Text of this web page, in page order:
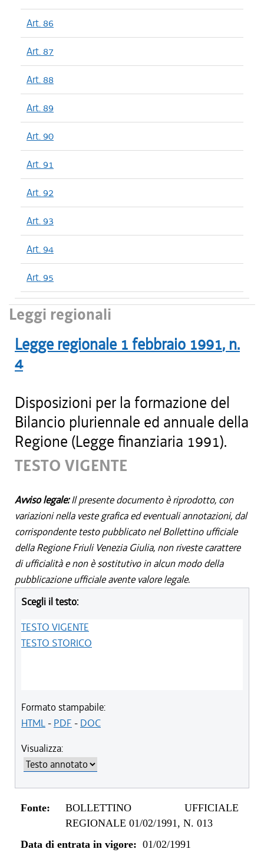
Art. 86
Art. 87
Art. 88
Art. 89
Art. 90
Art. 91
Art. 92
Art. 93
Art. 94
Art. 95
Leggi regionali
Legge regionale 1 febbraio 1991, n.
4
Disposizioni per la formazione del
Bilancio pluriennale ed annuale della
Regione (Legge finanziaria 1991).
TESTO VIGENTE
Avviso legale:Il presente documento è riprodotto, con
variazioni nella veste grafica ed eventuali annotazioni, dal
corrispondente testo pubblicato nel Bollettino ufficiale
della Regione Friuli Venezia Giulia, non riveste carattere
di ufficialità e non è sostitutivo in alcun modo della
pubblicazione ufficiale avente valore legale.
Scegli il testo:
TESTO VIGENTE
TESTO STORICO
Formato stampabile:
HTML- PDF - DOC
Visualizza:
Fonte:
BOLLETTINO UFFICIALE
REGIONALE 01/02/1991, N. 013
Data di entrata in vigore: 01/02/1991